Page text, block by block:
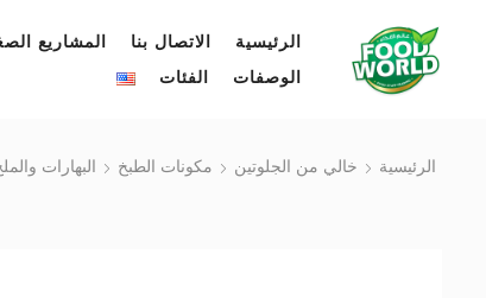
الرئيسية الاتصال بنا المشاريع
الوصفات
الفئات
الرئيسية خالي من الجلوتين مكونات الطبخ البهارات